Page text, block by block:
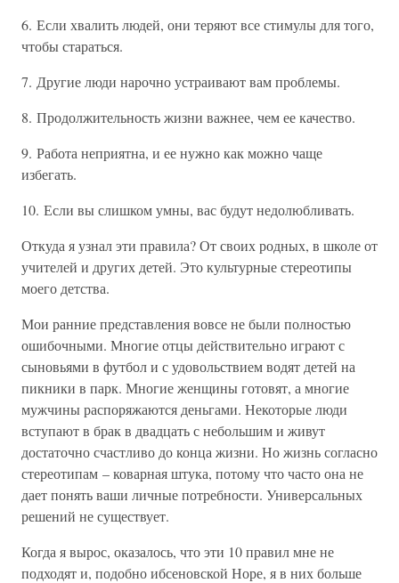
6. Если хвалить людей, они теряют все стимулы для того,
чтобы стараться.
7. Другие люди нарочно устраивают вам проблемы.
8. Продолжительность жизни важнее, чем ее качество.
9. Работа неприятна, и ее нужно как можно чаще
избегать.
10. Если вы слишком умны, вас будут недолюбливать.
Откуда я узнал эти правила? От своих родных, в школе от
учителей и других детей. Это культурные стереотипы
моего детства.
Мои ранние представления вовсе не были полностью
ошибочными. Многие отцы действительно играют с
сыновьями в футбол и с удовольствием водят детей на
пикники в парк. Многие женщины готовят, а многие
мужчины распоряжаются деньгами. Некоторые люди
вступают в брак в двадцать с небольшим и живут
достаточно счастливо до конца жизни. Но жизнь согласно
стереотипам – коварная штука, потому что часто она не
дает понять ваши личные потребности. Универсальных
решений не существует.
Когда я вырос, оказалось, что эти 10 правил мне не
подходят и, подобно ибсеновской Норе, я в них больше